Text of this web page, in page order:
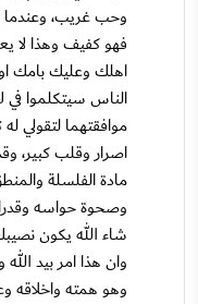
وحب غريب،
فهو كفيف وهذا لا
اهلك وعليك بامك
الناس سيتكلموا
موافقتهما
اصرار وقلب كبير،
مادة الفلسلة
وصحوة حواسه
شاء الله يكون
وان هذا امر بيد
وهو همته واخلاقه